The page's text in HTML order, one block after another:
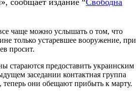
чаще можно услышать о том, что
только устаревшее вооружение, при
просит.
стараются предоставить украинским
заседании контактная группа
теперь они обещают прибыть к марту.